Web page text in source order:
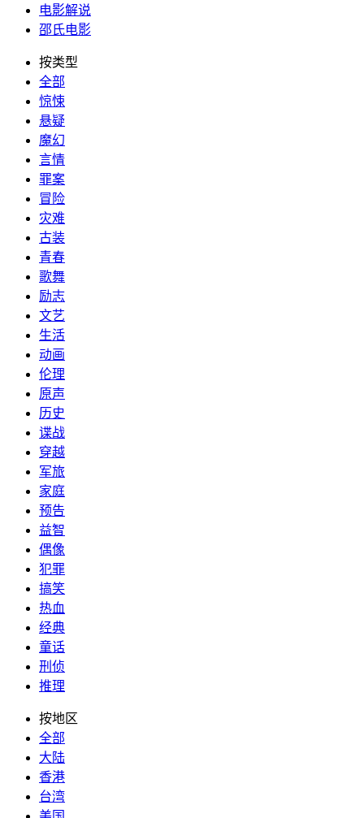
电影解说
邵氏电影
按类型
全部
惊悚
悬疑
魔幻
言情
罪案
冒险
灾难
古装
青春
歌舞
励志
文艺
生活
动画
伦理
原声
历史
谍战
穿越
军旅
家庭
预告
益智
偶像
犯罪
搞笑
热血
经典
童话
刑侦
推理
按地区
全部
大陆
香港
台湾